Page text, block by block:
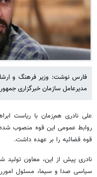
فارس نوشت: وزیر فرهنگ و
مدیرعامل سازمان خبرگزاری
علی نادری هم‌زمان با ریاست
روابط عمومی این قوه منصوب شده
قوه قضائیه را بر عهده داشت.
نادری پیش از این، معاون تولید
سیاسی صدا و سیما، مسئول